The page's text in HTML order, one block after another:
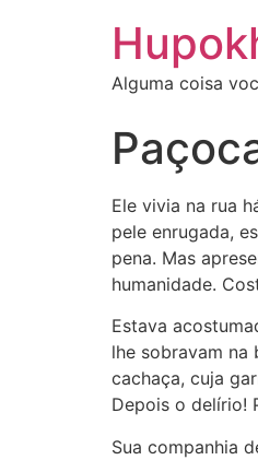
Alguma coisa
Ele vivia na rua
pele enrugada,
pena. Mas
humanidade.
Estava
lhe sobravam na
cachaça, cuja
Depois o delírio!
Sua companhia